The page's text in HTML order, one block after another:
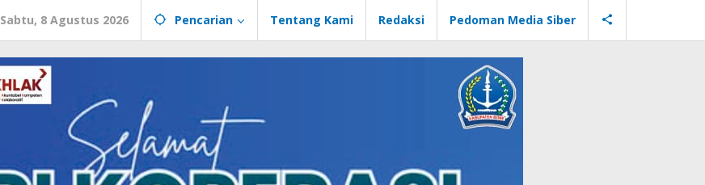
Sabtu, 8 Agustus 2026 Pencarian Tentang Kami Redaksi Pedoman Media Siber